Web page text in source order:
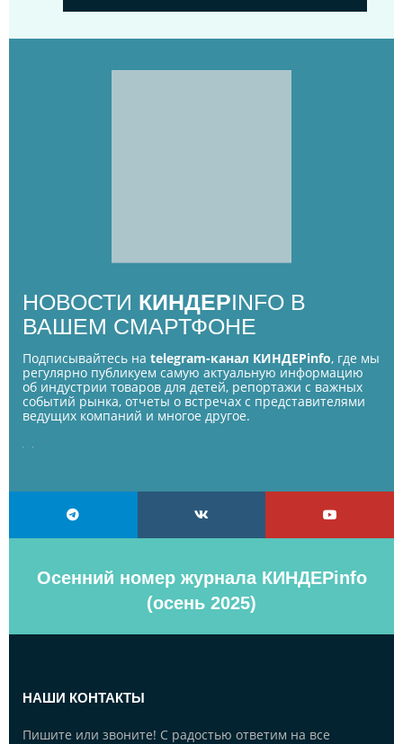
НОВОСТИ КИНДЕРINFO В
ВАШЕМ СМАРТФОНЕ
Подписывайтесь на telegram-канал КИНДЕРinfo, где мы
регулярно публикуем самую актуальную информацию
об индустрии товаров для детей, репортажи с важных
событий рынка, отчеты о встречах с представителями
ведущих компаний и многое другое.
Осенний номер журнала КИНДЕРinfo
(осень 2025)
НАШИ КОНТАКТЫ
Пишите или звоните! С радостью ответим на все